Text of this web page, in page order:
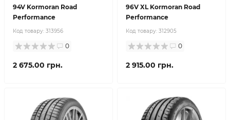
94V Kormoran Road
Performance
Код товару: 313956
0
2 675.00 грн.
96V XL Kormoran Road
Performance
Код товару: 312905
0
2 915.00 грн.